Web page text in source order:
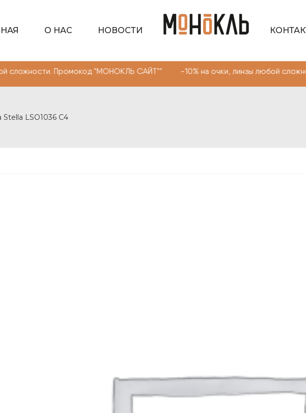
О НАС НОВОСТИ
"МОНОКЛЬ САЙТ"" -10% на очки, линзы любой
Stella LSO1036 C4